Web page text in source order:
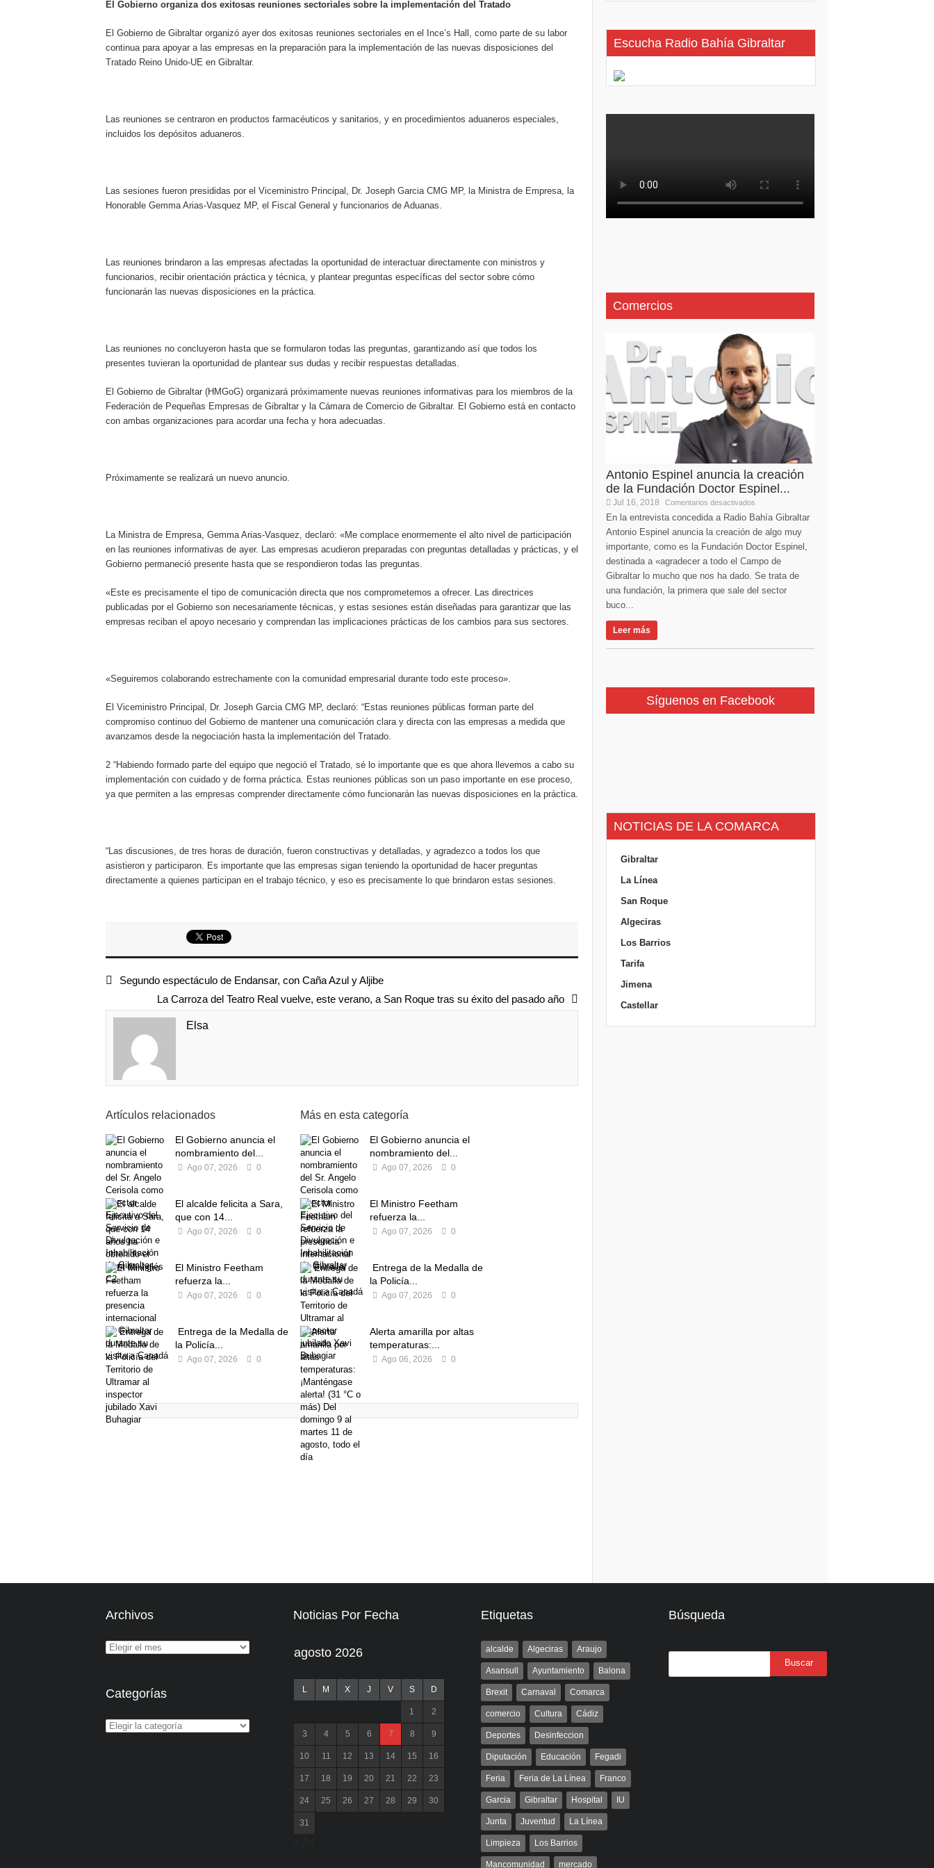
El Gobierno organiza dos exitosas reuniones sectoriales sobre la implementación del Tratado
El Gobierno de Gibraltar organizó ayer dos exitosas reuniones sectoriales en el Ince’s Hall, como parte de su labor
continua para apoyar a las empresas en la preparación para la implementación de las nuevas disposiciones del
Tratado Reino Unido-UE en Gibraltar.
Las reuniones se centraron en productos farmacéuticos y sanitarios, y en procedimientos aduaneros especiales,
incluidos los depósitos aduaneros.
Las sesiones fueron presididas por el Viceministro Principal, Dr. Joseph Garcia CMG MP, la Ministra de Empresa, la
Honorable Gemma Arias-Vasquez MP, el Fiscal General y funcionarios de Aduanas.
Las reuniones brindaron a las empresas afectadas la oportunidad de interactuar directamente con ministros y
funcionarios, recibir orientación práctica y técnica, y plantear preguntas específicas del sector sobre cómo
funcionarán las nuevas disposiciones en la práctica.
Las reuniones no concluyeron hasta que se formularon todas las preguntas, garantizando así que todos los
presentes tuvieran la oportunidad de plantear sus dudas y recibir respuestas detalladas.
El Gobierno de Gibraltar (HMGoG) organizará próximamente nuevas reuniones informativas para los miembros de la
Federación de Pequeñas Empresas de Gibraltar y la Cámara de Comercio de Gibraltar. El Gobierno está en contacto
con ambas organizaciones para acordar una fecha y hora adecuadas.
Próximamente se realizará un nuevo anuncio.
La Ministra de Empresa, Gemma Arias-Vasquez, declaró: «Me complace enormemente el alto nivel de participación
en las reuniones informativas de ayer. Las empresas acudieron preparadas con preguntas detalladas y prácticas, y el
Gobierno permaneció presente hasta que se respondieron todas las preguntas.
«Este es precisamente el tipo de comunicación directa que nos comprometemos a ofrecer. Las directrices
publicadas por el Gobierno son necesariamente técnicas, y estas sesiones están diseñadas para garantizar que las
empresas reciban el apoyo necesario y comprendan las implicaciones prácticas de los cambios para sus sectores.
«Seguiremos colaborando estrechamente con la comunidad empresarial durante todo este proceso».
El Viceministro Principal, Dr. Joseph Garcia CMG MP, declaró: “Estas reuniones públicas forman parte del
compromiso continuo del Gobierno de mantener una comunicación clara y directa con las empresas a medida que
avanzamos desde la negociación hasta la implementación del Tratado.
2 “Habiendo formado parte del equipo que negoció el Tratado, sé lo importante que es que ahora llevemos a cabo su
implementación con cuidado y de forma práctica. Estas reuniones públicas son un paso importante en ese proceso,
ya que permiten a las empresas comprender directamente cómo funcionarán las nuevas disposiciones en la práctica.
“Las discusiones, de tres horas de duración, fueron constructivas y detalladas, y agradezco a todos los que
asistieron y participaron. Es importante que las empresas sigan teniendo la oportunidad de hacer preguntas
directamente a quienes participan en el trabajo técnico, y eso es precisamente lo que brindaron estas sesiones.
Segundo espectáculo de Endansar, con Caña Azul y Aljibe
La Carroza del Teatro Real vuelve, este verano, a San Roque tras su éxito del pasado año
Elsa
Artículos relacionados
El Gobierno anuncia el
nombramiento del...
Ago 07, 2026 0
El alcalde felicita a Sara,
que con 14...
Ago 07, 2026 0
El Ministro Feetham
refuerza la...
Ago 07, 2026 0
Entrega de la Medalla de
la Policía...
Ago 07, 2026 0
Más en esta categoría
El Gobierno anuncia el
nombramiento del...
Ago 07, 2026 0
El Ministro Feetham
refuerza la...
Ago 07, 2026 0
Entrega de la Medalla de
la Policía...
Ago 07, 2026 0
Alerta amarilla por altas
temperaturas:...
Ago 06, 2026 0
Escucha Radio Bahía Gibraltar
Comercios
Antonio Espinel anuncia la creación
de la Fundación Doctor Espinel...
Jul 16, 2018 Comentarios desactivados
En la entrevista concedida a Radio Bahía Gibraltar
Antonio Espinel anuncia la creación de algo muy
importante, como es la Fundación Doctor Espinel,
destinada a «agradecer a todo el Campo de
Gibraltar lo mucho que nos ha dado. Se trata de
una fundación, la primera que sale del sector
buco...
Leer más
Síguenos en Facebook
NOTICIAS DE LA COMARCA
Gibraltar
La Línea
San Roque
Algeciras
Los Barrios
Tarifa
Jimena
Castellar
Archivos
Categorías
Noticias Por Fecha
agosto 2026
L M X J V S D
1 2
3 4 5 6 7 8 9
10 11 12 13 14 15 16
17 18 19 20 21 22 23
24 25 26 27 28 29 30
31
Etiquetas
alcalde Algeciras Araujo
Asansull Ayuntamiento Balona
Brexit Carnaval Comarca
comercio Cultura Cádiz
Deportes Desinfeccion
Diputación Educación Fegadi
Feria Feria de La Línea Franco
Garcia Gibraltar Hospital IU
Junta Juventud La Línea
Limpieza Los Barrios
Mancomunidad mercado
Búsqueda